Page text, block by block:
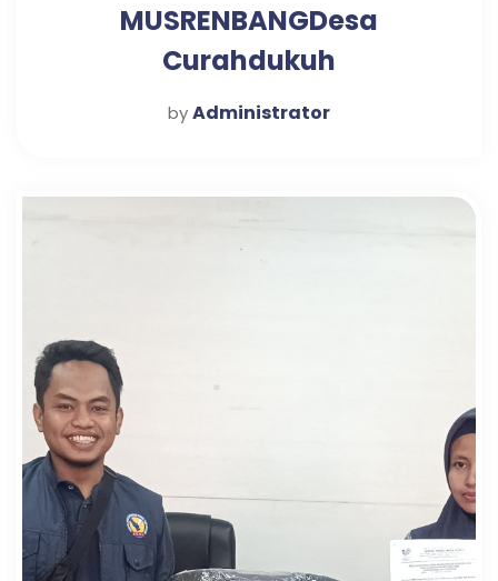
MUSRENBANGDesa
Curahdukuh
byAdministrator